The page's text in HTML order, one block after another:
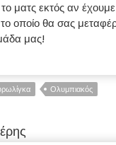
ματς εκτός αν έχουμε
το οποίο θα σας
μας!
Ολυμπιακός